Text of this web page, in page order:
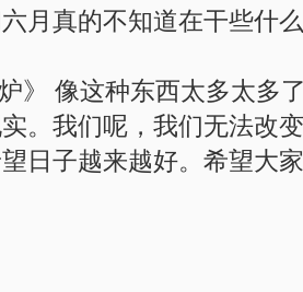
月真的不知道在干些什
》 像这种东西太多太多
。我们呢，我们无法改
日子越来越好。希望大